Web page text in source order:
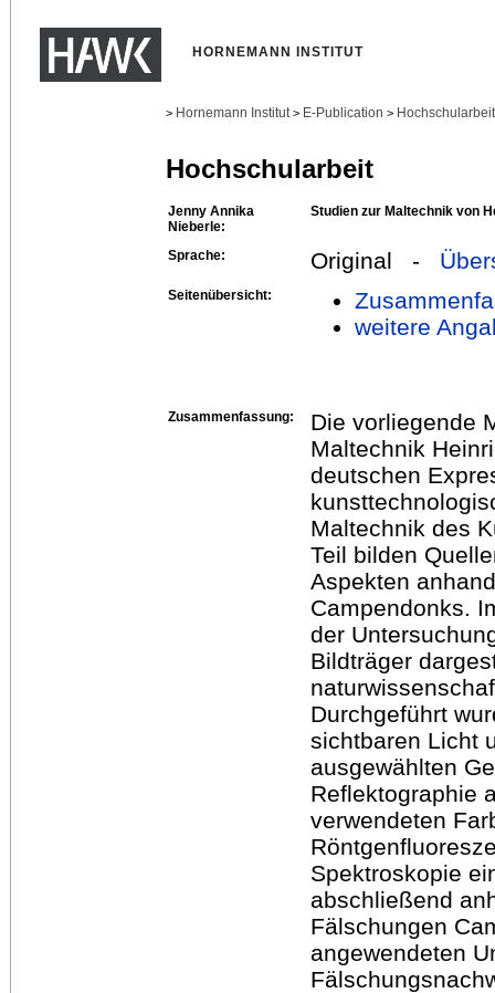
HORNEMANN INSTITUT
> Hornemann Institut > E-Publication >
Hochschularbeit
Jenny Annika
Nieberle:
Studien zur Maltechnik von
Sprache: Original -
Seitenübersicht:
weitere
Zusammenfassung:
Die vorliegende
Maltechnik
deutschen
Maltechnik des
Teil bilden
Aspekten
Campendonks.
der
Bildträger
Durchgeführt
sichtbaren Licht
ausgewählten
Reflektographie
verwendeten
Spektroskopie
abschließend
Fälschungen
angewendeten